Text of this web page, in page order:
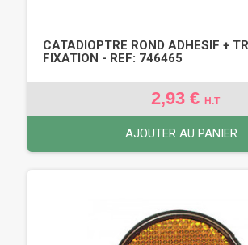
CATADIOPTRE ROND ADHESIF +
FIXATION - REF: 746465
2,93 € H.T
AJOUTER AU PANIER